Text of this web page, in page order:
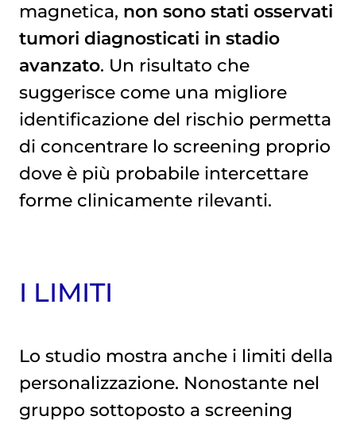
magnetica, non sono stati osservati
tumori diagnosticati in stadio
avanzato. Un risultato che
suggerisce come una migliore
identificazione del rischio permetta
di concentrare lo screening proprio
dove è più probabile intercettare
forme clinicamente rilevanti.
I LIMITI
Lo studio mostra anche i limiti della
personalizzazione. Nonostante nel
gruppo sottoposto a screening